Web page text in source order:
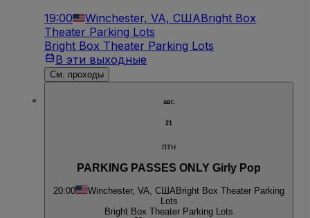
19:00 Winchester, VA, СШАBright Box
Theater Parking Lots
Bright Box Theater Parking Lots
В эти выходные
См. проходы
авг.
21
птн
PARKING PASSES ONLY Girly Pop
20:00 Winchester, VA, США Bright Box Theater Parking
Lots
Bright Box Theater Parking Lots